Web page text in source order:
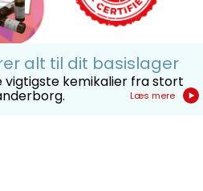
alt til dit basislager
vigtigste kemikalier fra stort
Læs mere